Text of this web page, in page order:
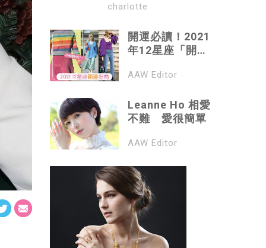
charlotte
開運必讀！2021
年12星座「開運
幸運指數UP！
AAW Editor
Leanne Ho 相愛
不難 愛很簡單
AAW Editor